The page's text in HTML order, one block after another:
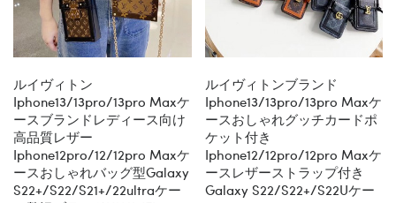
ルイヴィトン
Iphone13/13pro/13pro Maxケ
ースブランドレディース向け
高品質レザー
Iphone12pro/12/12pro Maxケ
ースおしゃれバッグ型Galaxy
S22+/S22/S21+/22ultraケー
ルイヴィトンブランド
Iphone13/13pro/13pro Maxケ
ースおしゃれグッチカードポ
ケット付き
Iphone12/12pro/12pro Maxケ
ースレザーストラップ付き
Galaxy S22/S22+/S22Uケー